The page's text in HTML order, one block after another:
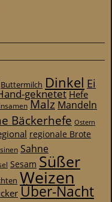
Buttermilch Dinkel Ei
geknetet Hefe
Malz Mandeln
Bäckerhefe Ostern
regionale Brote
Sahne
Sesam Süßer
Weizen
Über-Nacht